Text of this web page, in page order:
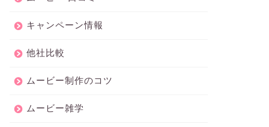
キャンペーン情報
他社比較
ムービー制作のコツ
ムービー雑学